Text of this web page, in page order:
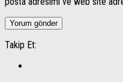
Takip Et: